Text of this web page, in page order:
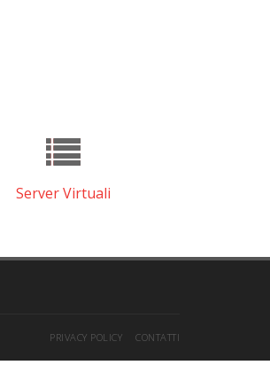
Server Virtuali
PRIVACY POLICY CONTATTI